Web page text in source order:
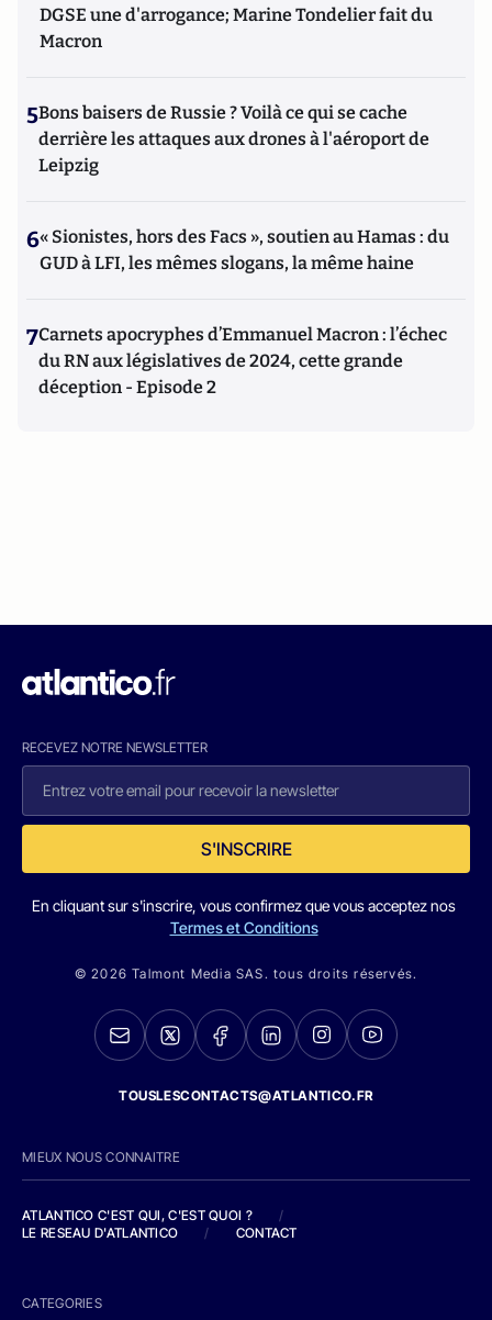
DGSE une d'arrogance; Marine Tondelier fait du
Macron
5Bons baisers de Russie ? Voilà ce qui se cache
derrière les attaques aux drones à l'aéroport de
Leipzig
6« Sionistes, hors des Facs », soutien au Hamas : du
GUD à LFI, les mêmes slogans, la même haine
7Carnets apocryphes d’Emmanuel Macron : l’échec
du RN aux législatives de 2024, cette grande
déception - Episode 2
RECEVEZ NOTRE NEWSLETTER
S'INSCRIRE
En cliquant sur s'inscrire, vous confirmez que vous acceptez nos
Termes et Conditions
© 2026 Talmont Media SAS. tous droits réservés.
TOUSLESCONTACTS@ATLANTICO.FR
MIEUX NOUS CONNAITRE
ATLANTICO C'EST QUI, C'EST QUOI ?
/
LE RESEAU D'ATLANTICO
/ CONTACT
CATEGORIES